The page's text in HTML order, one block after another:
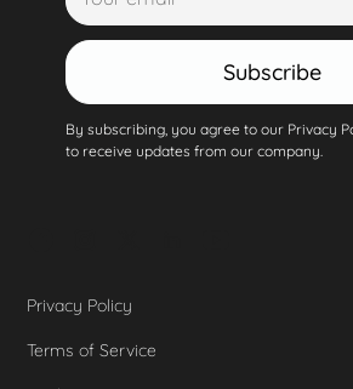
Subscribe
By subscribing, you agree to our Privacy
to receive updates from our company.
Privacy Policy
Terms of Service